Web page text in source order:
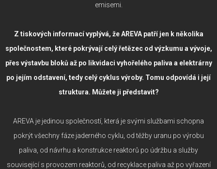
emisemi.
Z tiskových informací vyplývá, že AREVA patří jen k několika
společnostem, které pokrývají celý řetězec od výzkumu a vývoje,
přes výstavbu bloků až po likvidaci vyhořelého paliva a elektrárny
po jejím odstavení, tedy celý cyklus výroby. Tomu odpovídá i její
struktura. Můžete ji představit?
AREVA je jedinou společností, která je svými službami schopna
pokrýt všechny fáze jaderného cyklu, od těžby uranu po výrobu
paliva, od návrhu a konstrukce reaktorů po údržbu a služby
související s provozem reaktorů, od recyklace paliva až po vyřazení